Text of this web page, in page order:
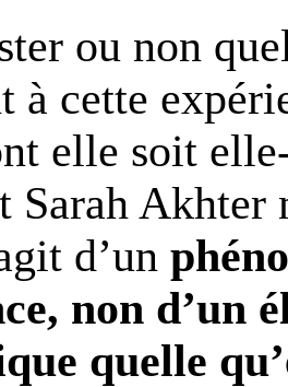
ou non
à cette
elle soit
Sarah Akhter
d’un
non d’un
quelle